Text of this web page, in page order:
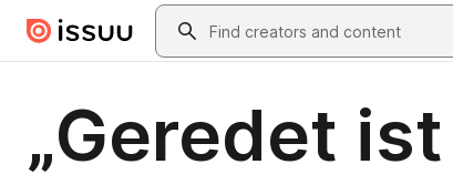
Skip to main contentSearch
„Geredet